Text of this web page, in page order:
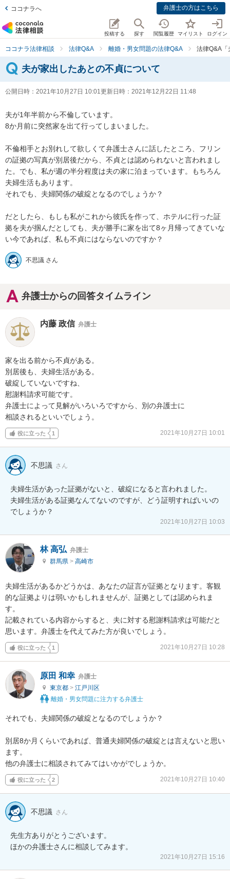
ココナラへ 弁護士の方はこちら
投稿する 探す 閲覧履歴 マイリスト ログイン
ココナラ法律相談 法律Q&A 離婚・男女問題の法律Q&A 法律Q&A「
夫が家出したあとの不貞について
公開日時： 2021年10月27日 10:01更新日時： 2021年12月22日 11:48
夫が1年半前から不倫しています。
8か月前に突然家を出て行ってしまいました。
不倫相手とお別れして欲しくて弁護士さんに話したところ、フリン
の証拠の写真が別居後だから、不貞とは認められないと言われまし
た。でも、私が週の半分程度は夫の家に泊まっています。もちろん
夫婦生活もあります。
それでも、夫婦関係の破綻となるのでしょうか？
だとしたら、もしも私がこれから彼氏を作って、ホテルに行った証
拠を夫が掴んだとしても、夫が勝手に家を出て8ヶ月帰ってきていな
い今であれば、私も不貞にはならないのですか？
不思議 さん
弁護士からの回答タイムライン
内藤 政信 弁護士
家を出る前から不貞がある。
別居後も、夫婦生活がある。
破綻していないですね、
慰謝料請求可能です。
弁護士によって見解がいろいろですから、別の弁護士に
相談されるといいでしょう。
役に立った 1 2021年10月27日 10:01
不思議 さん
夫婦生活があった証拠がないと、破綻になると言われました。
夫婦生活がある証拠なんてないのですが、どう証明すればいいの
でしょうか？
2021年10月27日 10:03
林 高弘 弁護士
群馬県 > 高崎市
夫婦生活があるかどうかは、あなたの証言が証拠となります。客観
的な証拠よりは弱いかもしれませんが、証拠としては認められま
す。
記載されている内容からすると、夫に対する慰謝料請求は可能だと
思います。弁護士を代えてみた方が良いでしょう。
役に立った 1 2021年10月27日 10:28
原田 和幸 弁護士
東京都 > 江戸川区
離婚・男女問題に注力する弁護士
それでも、夫婦関係の破綻となるのでしょうか？
別居8か月くらいであれば、普通夫婦関係の破綻とは言えないと思い
ます。
他の弁護士に相談されてみてはいかがでしょうか。
役に立った 2 2021年10月27日 10:40
不思議 さん
先生方ありがとうございます。
ほかの弁護士さんに相談してみます。
2021年10月27日 15:16